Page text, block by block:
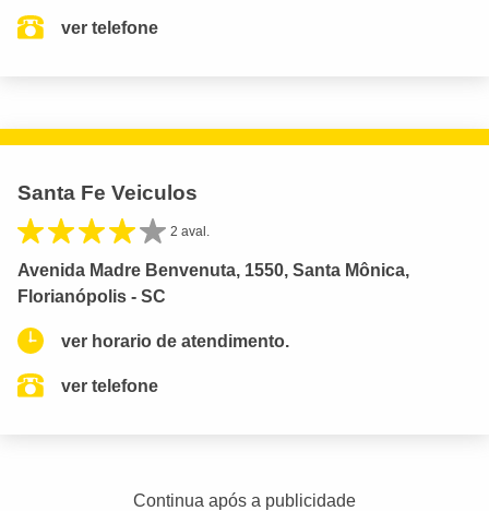
ver telefone
Santa Fe Veiculos
2 aval.
Avenida Madre Benvenuta, 1550, Santa Mônica,
Florianópolis - SC
ver horario de atendimento.
ver telefone
Continua após a publicidade